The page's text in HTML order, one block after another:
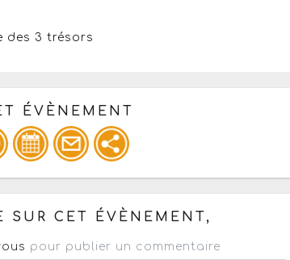
des 3 trésors
ÉVÈNEMENT
un : mail / forum / réseau social
SUR CET ÉVÈNEMENT,
pour publier un commentaire